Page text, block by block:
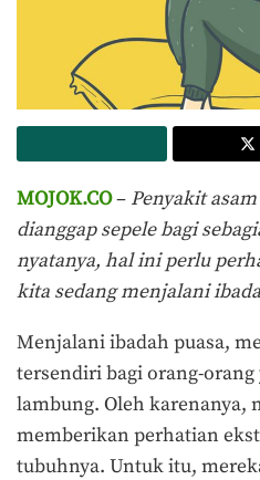
MOJOK.CO– Penyakit
dianggap sepele bagi
nyatanya, hal ini perlu
kita sedang menjalani
Menjalani ibadah puasa,
tersendiri bagi orang-
lambung. Oleh karenanya,
memberikan perhatian
tubuhnya. Untuk itu,